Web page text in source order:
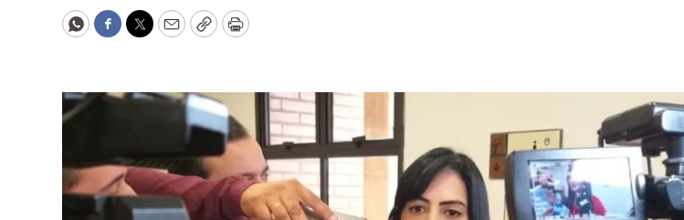
WhatsApp
Facebook
Twitter
EmailCopyPrint